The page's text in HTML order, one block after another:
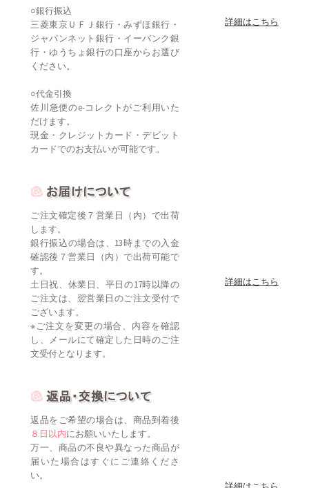
○銀行振込
三菱東京ＵＦＪ銀行・みずほ銀行・
ジャパンネット銀行・イーバンク銀
行・ゆうちょ銀行の口座からお選び
ください。
○代金引換
佐川急便のe-コレクトがご利用いた
だけます。
現金・クレジットカード・デビット
カードでのお支払いが可能です。
詳細はこちら
ご注文確定後７営業日（内）で出荷
します。
銀行振込の場合は、13時までの入金
確認後７営業日（内）で出荷可能で
す。
土日祝、休業日、平日の17時以降の
ご注文は、翌営業日のご注文受付で
ございます。
※ご注文を変更の場合、内容を確認
し、メールにて確定した日時のご注
文受付となります。
詳細はこちら
返品をご希望の場合は、商品到着後
８日以内にお願いいたします。
万一、商品の不良や異なった商品が
届いた場合はすぐにご連絡くださ
い。
詳細はこちら